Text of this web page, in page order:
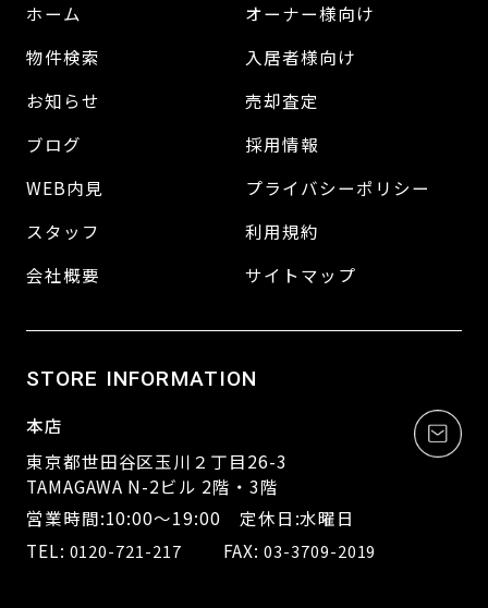
ホーム
物件検索
お知らせ
ブログ
WEB内見
スタッフ
会社概要
オーナー様向け
入居者様向け
売却査定
採用情報
プライバシーポリシー
利用規約
サイトマップ
STORE INFORMATION
本店
東京都世田谷区玉川２丁目26-3
TAMAGAWA N-2ビル 2階・3階
営業時間:10:00～19:00 定休日:水曜日
TEL: 0120-721-217 FAX:03-3709-2019